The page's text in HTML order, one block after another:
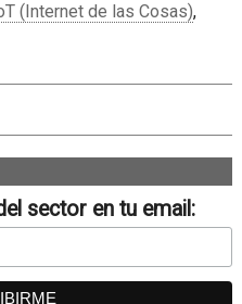
(Internet de las Cosas),
sector en tu email: